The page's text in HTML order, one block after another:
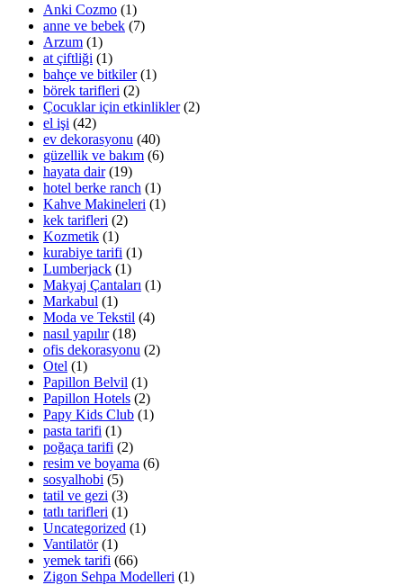
Anki Cozmo (1)
anne ve bebek (7)
Arzum (1)
at çiftliği (1)
bahçe ve bitkiler(1)
börek tarifleri (2)
Çocuklar için etkinlikler(2)
el işi (42)
ev dekorasyonu (40)
güzellik ve bakım (6)
hayata dair(19)
hotel berke ranch (1)
Kahve Makineleri (1)
kek tarifleri (2)
Kozmetik (1)
kurabiye tarifi (1)
Lumberjack (1)
Makyaj Çantaları (1)
Markabul (1)
Moda ve Tekstil (4)
nasıl yapılır(18)
ofis dekorasyonu (2)
Otel (1)
Papillon Belvil (1)
Papillon Hotels (2)
Papy Kids Club (1)
pasta tarifi (1)
poğaça tarifi (2)
resim ve boyama (6)
sosyalhobi (5)
tatil ve gezi (3)
tatlı tarifleri (1)
Uncategorized (1)
Vantilatör(1)
yemek tarifi (66)
Zigon Sehpa Modelleri (1)